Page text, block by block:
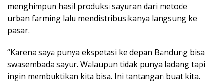
menghimpun hasil produksi sayuran dari metode
urban farming lalu mendistribusikanya langsung ke
pasar.
“Karena saya punya ekspetasi ke depan Bandung bisa
swasembada sayur. Walaupun tidak punya ladang tapi
ingin membuktikan kita bisa. Ini tantangan buat kita.